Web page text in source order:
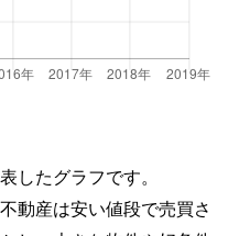
したグラフです。
動産は安い値段で売買さ